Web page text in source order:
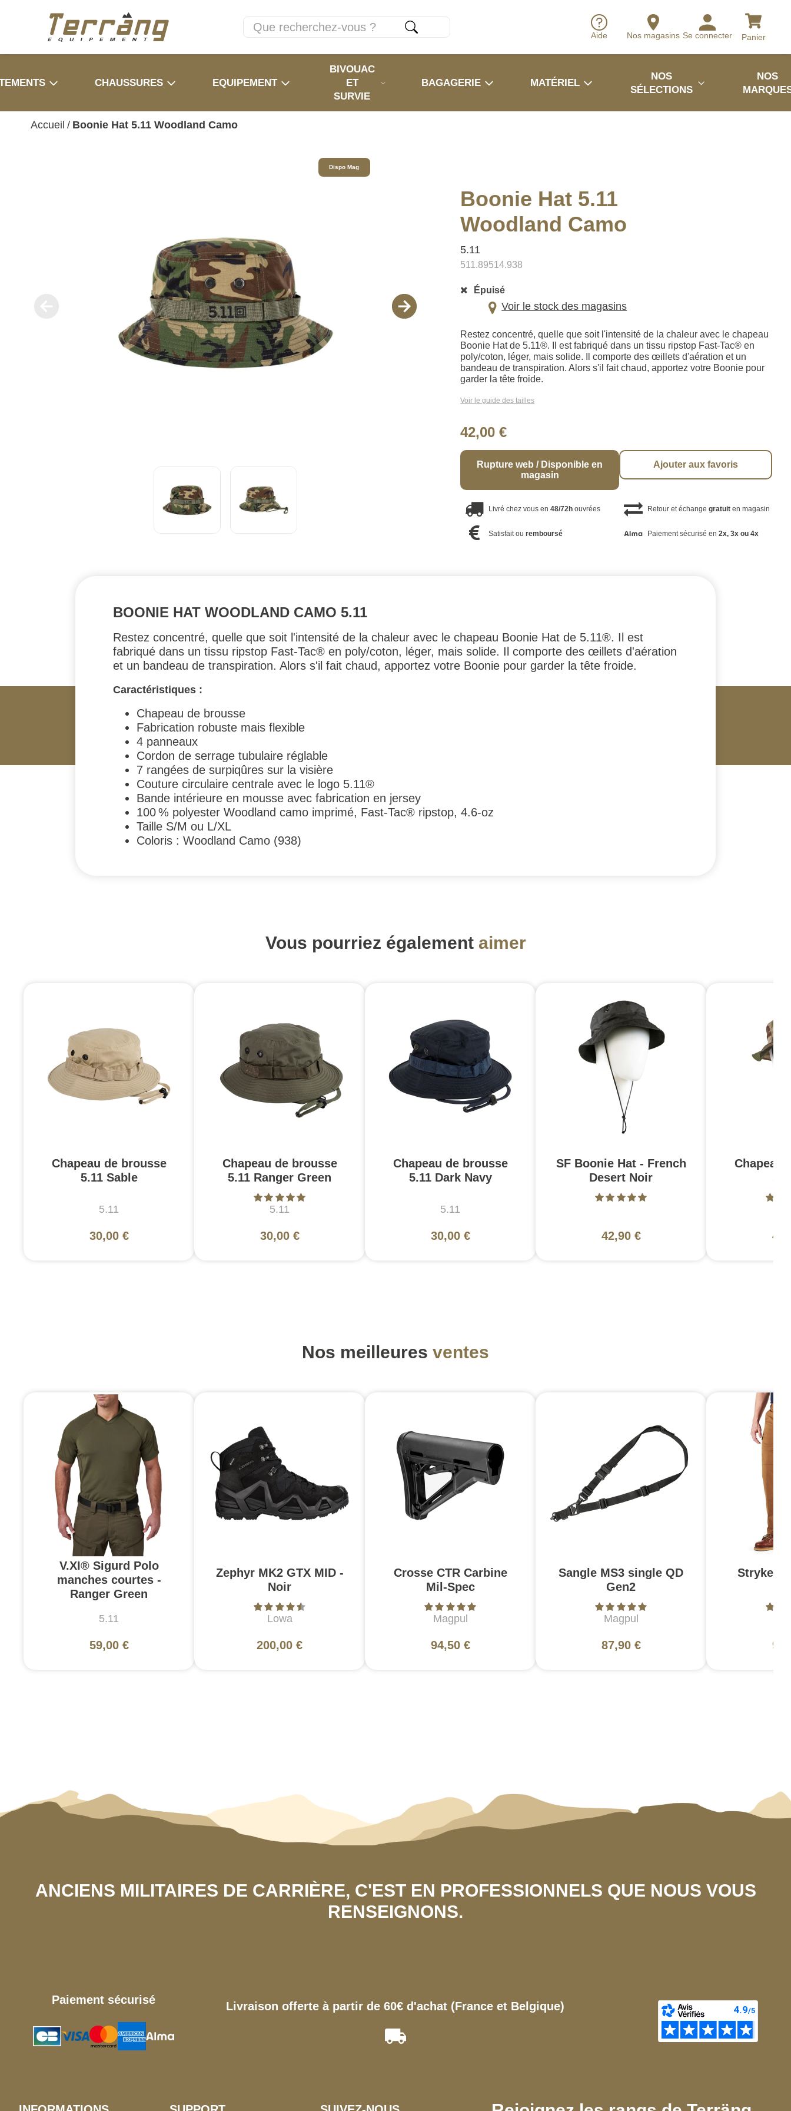
Aide Nos magasins Se connecter Panier
CHAUSSURES EQUIPEMENT
BIVOUAC
ET
SURVIE
BAGAGERIE MATÉRIEL
NOS
SÉLECTIONS
NOS
Accueil / Boonie Hat 5.11 Woodland Camo
Dispo Mag
Boonie Hat 5.11
Woodland Camo
5.11
511.89514.938
Épuisé
Voir le stock des magasins
Restez concentré, quelle que soit l'intensité de la chaleur avec le chapeau
Boonie Hat de 5.11®. Il est fabriqué dans un tissu ripstop Fast-Tac® en
poly/coton, léger, mais solide. Il comporte des œillets d'aération et un
bandeau de transpiration. Alors s'il fait chaud, apportez votre Boonie pour
garder la tête froide.
Voir le guide des tailles
42,00 €
Rupture web / Disponible en
magasin
Ajouter aux favoris
Livré chez vous en48/72h ouvrées Retour et échange gratuiten magasin
Satisfait ouremboursé Paiement sécurisé en 2x, 3x ou 4x
BOONIE HAT WOODLAND CAMO 5.11
Restez concentré, quelle que soit l'intensité de la chaleur avec le chapeau Boonie Hat de 5.11®. Il est
fabriqué dans un tissu ripstop Fast-Tac® en poly/coton, léger, mais solide. Il comporte des œillets d'aération
et un bandeau de transpiration. Alors s'il fait chaud, apportez votre Boonie pour garder la tête froide.
Caractéristiques :
Chapeau de brousse
Fabrication robuste mais flexible
4 panneaux
Cordon de serrage tubulaire réglable
7 rangées de surpiqûres sur la visière
Couture circulaire centrale avec le logo 5.11®
Bande intérieure en mousse avec fabrication en jersey
100 % polyester Woodland camo imprimé, Fast-Tac® ripstop, 4.6-oz
Taille S/M ou L/XL
Coloris : Woodland Camo (938)
Vous pourriez également aimer
Chapeau de brousse
5.11 Sable
5.11
30,00 €
Chapeau de brousse
5.11 Ranger Green
5.11
30,00 €
Chapeau de brousse
5.11 Dark Navy
5.11
30,00 €
SF Boonie Hat - French
Desert Noir
42,90 €
Chapeau
Nos meilleures ventes
V.XI® Sigurd Polo
manches courtes -
Ranger Green
5.11
59,00 €
Zephyr MK2 GTX MID -
Noir
Lowa
200,00 €
Crosse CTR Carbine
Mil-Spec
Magpul
94,50 €
Sangle MS3 single QD
Gen2
Magpul
87,90 €
Stryke
ANCIENS MILITAIRES DE CARRIÈRE, C'EST EN PROFESSIONNELS QUE NOUS VOUS
RENSEIGNONS.
Paiement sécurisé Livraison offerte à partir de 60€ d'achat (France et Belgique)